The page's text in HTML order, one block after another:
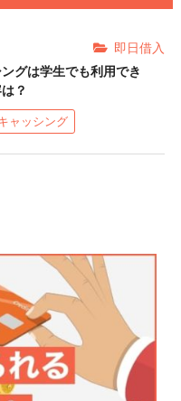
即日借入
グは学生でも利用でき
？
ャッシング